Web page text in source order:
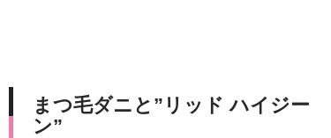
まつ毛ダニと”リッド ハイジー
ン”